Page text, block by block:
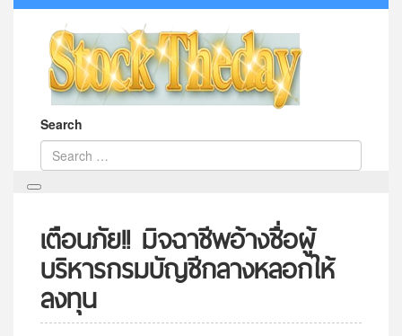
Search
เตือนภัย!! มิจฉาชีพอ้างชื่อผู้
บริหารกรมบัญชีกลางหลอกให้
ลงทุน